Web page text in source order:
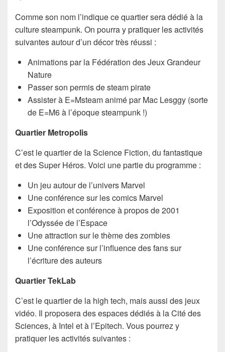
Comme son nom l’indique ce quartier sera dédié à la
culture steampunk. On pourra y pratiquer les activités
suivantes autour d’un décor très réussi :
Animations par la Fédération des Jeux Grandeur
Nature
Passer son permis de steam pirate
Assister à E=Msteam animé par Mac Lesggy (sorte
de E=M6 à l’époque steampunk !)
Quartier Metropolis
C’est le quartier de la Science Fiction, du fantastique
et des Super Héros. Voici une partie du programme :
Un jeu autour de l’univers Marvel
Une conférence sur les comics Marvel
Exposition et conférence à propos de 2001
l’Odyssée de l’Espace
Une attraction sur le thème des zombies
Une conférence sur l’influence des fans sur
l’écriture des auteurs
Quartier TekLab
C’est le quartier de la high tech, mais aussi des jeux
vidéo. Il proposera des espaces dédiés à la Cité des
Sciences, à Intel et à l’Epitech. Vous pourrez y
pratiquer les activités suivantes :